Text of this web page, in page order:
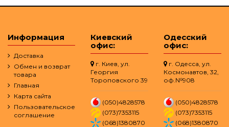
Информация
Доставка
Обмен и возврат
товара
Главная
Карта сайта
Пользовательское
соглашение
Киевский
офис:
г. Киев, ул.
Георгия
Тороповского 39
(050)4828578
(073)7353115
(068)1380870
Одесский
офис:
г. Одесса, ул.
Космонавтов, 32,
оф.№908
(050)4828578
(073)7353115
(068)1380870